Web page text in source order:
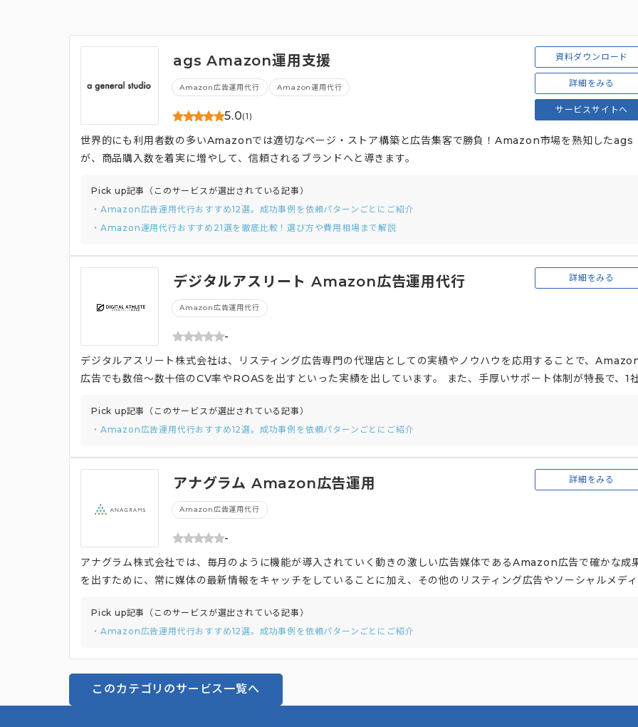
ags Amazon運用支援
Amazon広告運用代行 Amazon運用代行
5.0(1)
資料ダウンロード
詳細をみる
サービスサイトへ
世界的にも利用者数の多いAmazonでは適切なページ・ストア構築と広告集客で勝負！Amazon市場を熟知したags
が、商品購入数を着実に増やして、信頼されるブランドへと導きます。
Pick up記事（このサービスが選出されている記事）
・Amazon広告運用代行おすすめ12選。成功事例を依頼パターンごとにご紹介
・Amazon運用代行おすすめ21選を徹底比較！選び方や費用相場まで解説
デジタルアスリート Amazon広告運用代行
Amazon広告運用代行
-
詳細をみる
デジタルアスリート株式会社は、リスティング広告専門の代理店としての実績やノウハウを応用することで、
広告でも数倍〜数十倍のCV率やROASを出すといった実績を出しています。 また、手厚いサポート体制が特長で、1
れるリスクを無くしているいることに加え、多角的な視点から分析することにより、担当者1人で判断するよりも精度が
高い運用を実現します。さらに、運用チームとは、月1回の定例ミーティングに加え、電話・メール・チャットでの密な
Pick up記事（このサービスが選出されている記事）
・Amazon広告運用代行おすすめ12選。成功事例を依頼パターンごとにご紹介
アナグラム Amazon広告運用
Amazon広告運用代行
-
詳細をみる
アナグラム株式会社では、毎月のように機能が導入されていく動きの激しい広告媒体であるAmazon広告で確かな成
を出すために、常に媒体の最新情報をキャッチをしていることに加え、その他のリスティング広告やソーシャルメデ
い「Amazon DSP」の運用にも対応しています。 また、成果を出すためのクリエイティブ制作にこだわり持っている
ため、クリエイティブ制作専門のチームを設けており、単に制作を行うだけではなく、お客さまの目標を達成のために
Pick up記事（このサービスが選出されている記事）
・Amazon広告運用代行おすすめ12選。成功事例を依頼パターンごとにご紹介
このカテゴリのサービス一覧へ